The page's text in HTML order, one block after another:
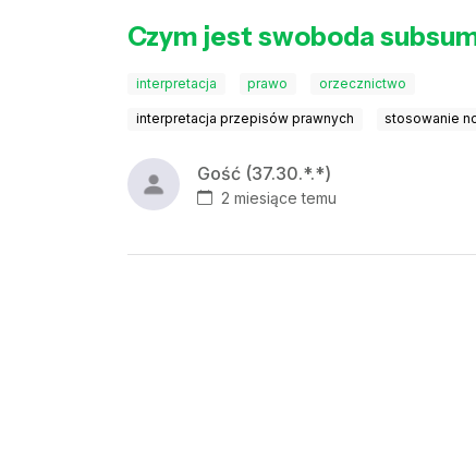
Czym jest swoboda
interpretacja prawo orzecznictwo
interpretacja przepisów prawnych stosowanie
Gość (37.30.*.*)
2 miesiące temu